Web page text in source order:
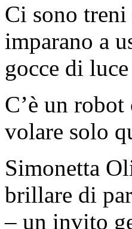
Ci sono treni
imparano a
gocce di
C’è un
volare solo
Simonetta
brillare di
– un invito